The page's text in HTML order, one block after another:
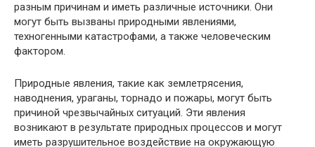
разным причинам и иметь различные источники. Они
могут быть вызваны природными явлениями,
техногенными катастрофами, а также человеческим
фактором.
Природные явления, такие как землетрясения,
наводнения, ураганы, торнадо и пожары, могут быть
причиной чрезвычайных ситуаций. Эти явления
возникают в результате природных процессов и могут
иметь разрушительное воздействие на окружающую